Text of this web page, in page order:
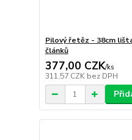
Pilový řetěz - 38cm
článků
377,00 CZK/ks
311,57 CZK bez DPH